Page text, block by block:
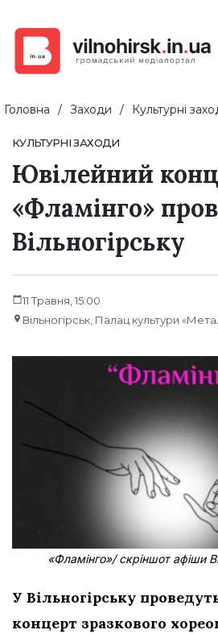
Головна Заходи Культурні
КУЛЬТУРНІ ЗАХОДИ
Ювілейний
«Фламінго»
Вільногірську
11 Травня, 15:00
Вільногірськ, Палац культури
«Фламінго»/ скріншот афіши
У Вільногірську
концерт зразкового